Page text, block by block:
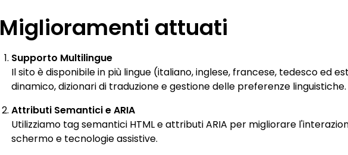
Miglioramenti attuati
Supporto Multilingue
Il sito è disponibile in più lingue (italiano, inglese, francese, tedesco ed
dinamico, dizionari di traduzione e gestione delle preferenze linguistiche.
Attributi Semantici e ARIA
Utilizziamo tag semantici HTML e attributi ARIA per migliorare
schermo e tecnologie assistive.